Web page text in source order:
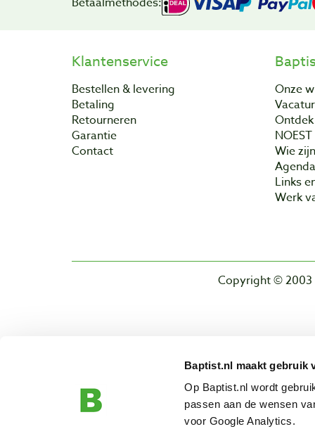
Baptist.nl maakt gebruik
Op Baptist.nl wordt
passen aan de wensen
voor Google Analytics.
Klantenservice
Bestellen & levering
Betaling
Retourneren
Garantie
Contact
Onze
NOEST
Wie
Agenda
Links
Werk
Copyright © 2003